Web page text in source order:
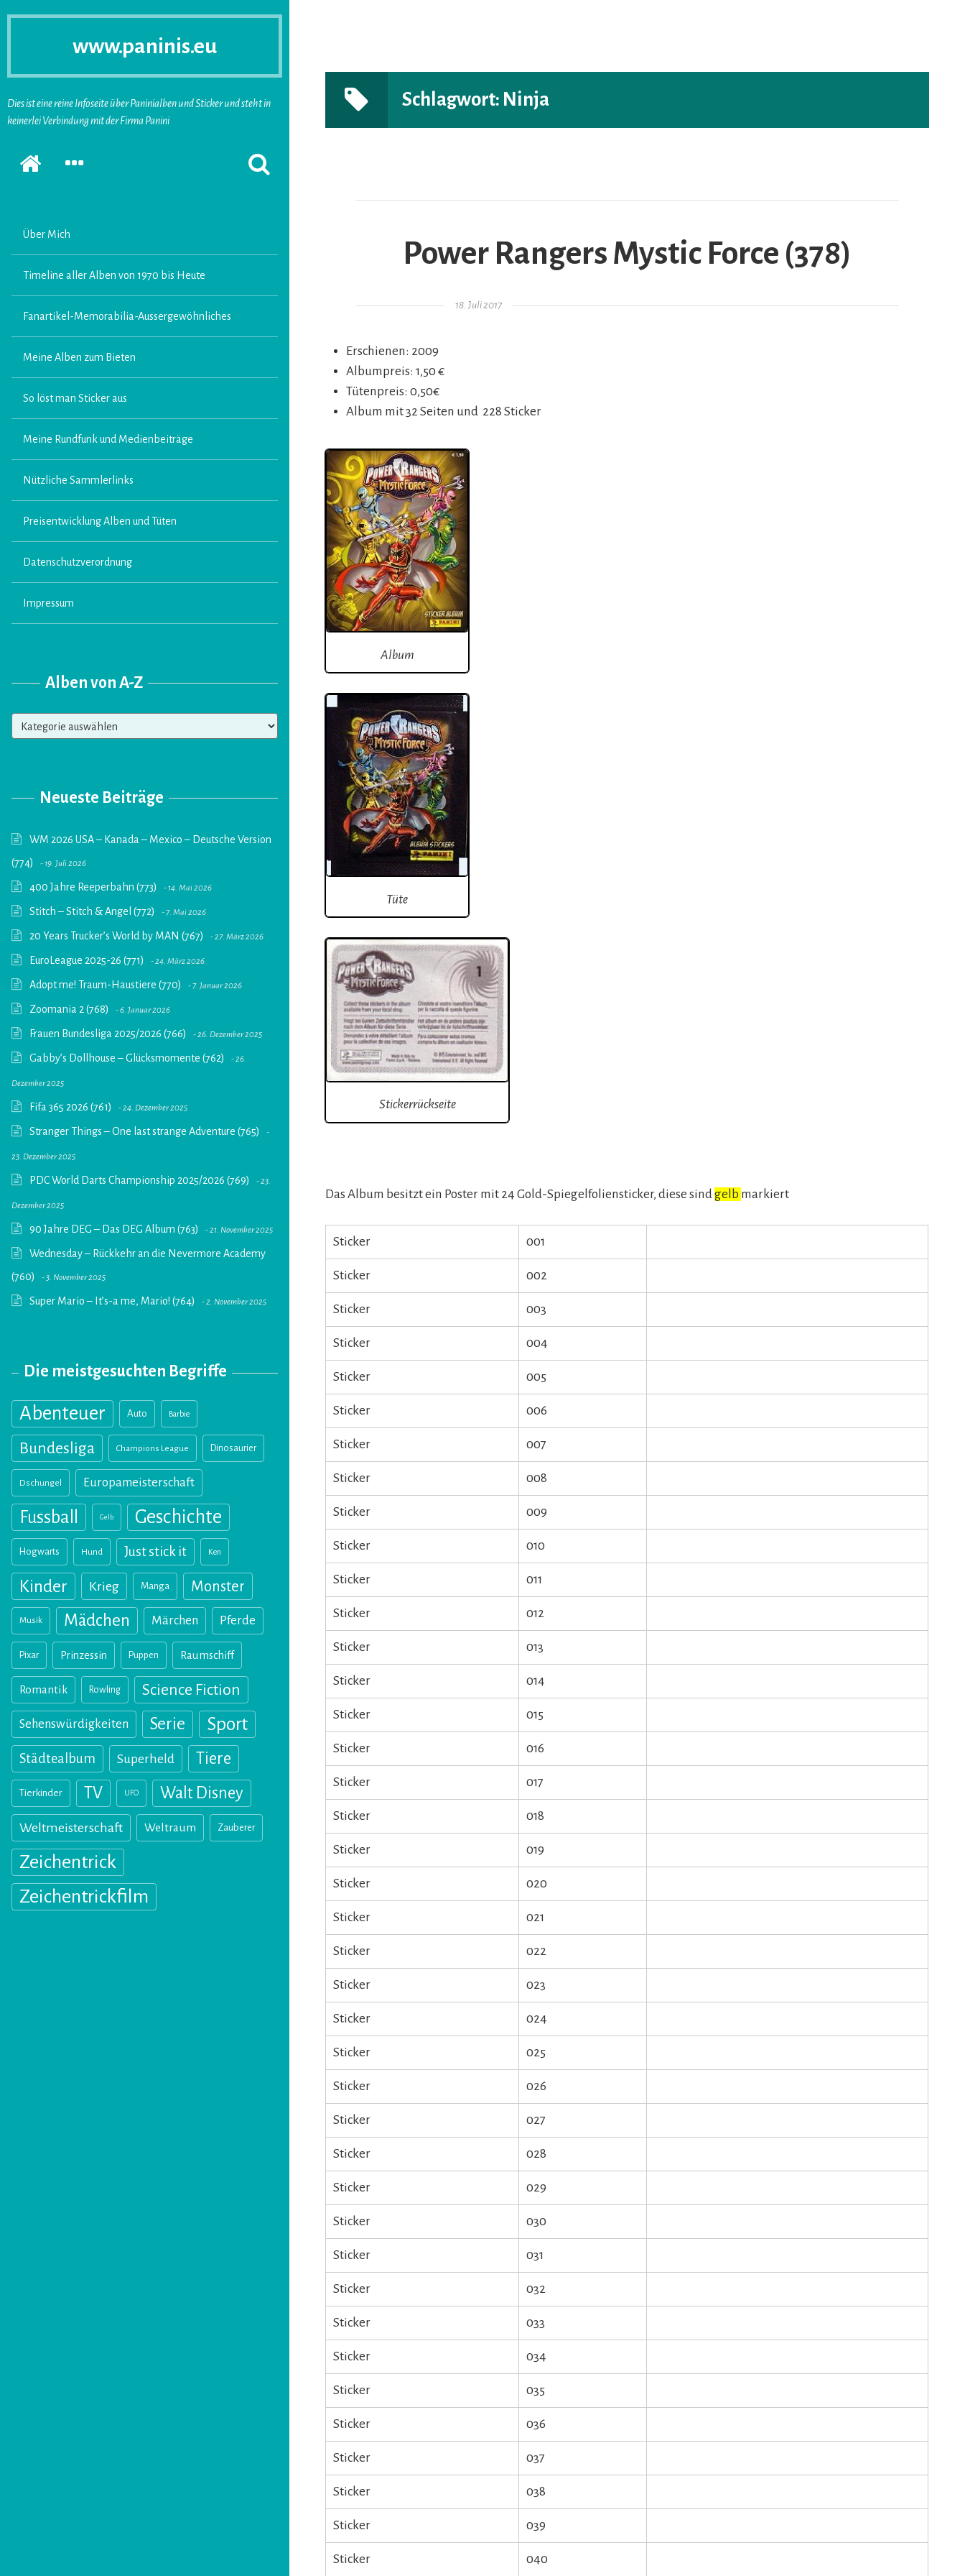
www.paninis.eu
Dies ist eine reine Infoseite über Paninialben und Sticker und steht in
keinerlei Verbindung mit der Firma Panini
Startseite
SEKUNDÄRE
SUCHFORMULAR
ERSCHEINEN
Über Mich
Timeline aller Alben von 1970 bis Heute
Fanartikel-Memorabilia-Aussergewöhnliches
Meine Alben zum Bieten
So löst man Sticker aus
Meine Rundfunk und Medienbeiträge
Nützliche Sammlerlinks
Preisentwicklung Alben und Tüten
Datenschutzverordnung
Impressum
Alben von A-Z
Alben
von
Neueste Beiträge
WM 2026 USA – Kanada – Mexico – Deutsche Version
(774)
19. Juli 2026
400 Jahre Reeperbahn (773) 14. Mai 2026
Stitch – Stitch & Angel (772) 7. Mai 2026
20 Years Trucker’s World by MAN (767) 27. März 2026
EuroLeague 2025-26 (771) 24. März 2026
Adopt me! Traum-Haustiere (770) 7. Januar 2026
Zoomania 2 (768) 6. Januar 2026
Frauen Bundesliga 2025/2026 (766) 26. Dezember 2025
Gabby’s Dollhouse – Glücksmomente (762) 26.
Dezember 2025
Fifa 365 2026 (761) 24. Dezember 2025
Stranger Things – One last strange Adventure (765)
23. Dezember 2025
PDC World Darts Championship 2025/2026 (769) 23.
Dezember 2025
90 Jahre DEG – Das DEG Album (763) 21. November 2025
Wednesday – Rückkehr an die Nevermore Academy
(760)
3. November 2025
Super Mario – It’s-a me, Mario! (764) 2. November 2025
Die meistgesuchten Begriffe
Abenteuer Auto Barbie
Bundesliga Champions League Dinosaurier
Dschungel Europameisterschaft
Fussball Gelb Geschichte
Hogwarts Hund Just stick it Ken
Kinder Krieg Manga Monster
Musik Mädchen Märchen Pferde
Pixar Prinzessin Puppen Raumschiff
Romantik Rowling Science Fiction
Sehenswürdigkeiten Serie Sport
Städtealbum Superheld Tiere
Tierkinder TV UFO Walt Disney
Weltmeisterschaft Weltraum Zauberer
Zeichentrick
Zeichentrickfilm
Schlagwort: Ninja
Power Rangers Mystic Force (378)
Gepostet am
18. Juli 2017
Erschienen: 2009
Albumpreis: 1,50 €
Tütenpreis: 0,50€
Album mit 32 Seiten und 228 Sticker
Album
Tüte
Stickerrückseite
Das Album besitzt ein Poster mit 24 Gold-Spiegelfoliensticker, diese sindgelb markiert
Sticker 001
Sticker 002
Sticker 003
Sticker 004
Sticker 005
Sticker 006
Sticker 007
Sticker 008
Sticker 009
Sticker 010
Sticker 011
Sticker 012
Sticker 013
Sticker 014
Sticker 015
Sticker 016
Sticker 017
Sticker 018
Sticker 019
Sticker 020
Sticker 021
Sticker 022
Sticker 023
Sticker 024
Sticker 025
Sticker 026
Sticker 027
Sticker 028
Sticker 029
Sticker 030
Sticker 031
Sticker 032
Sticker 033
Sticker 034
Sticker 035
Sticker 036
Sticker 037
Sticker 038
Sticker 039
Sticker 040